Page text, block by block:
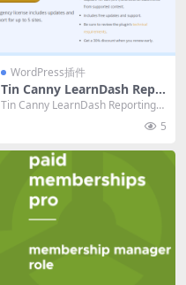
WordPress插件
Tin Canny LearnDash Repo
rting v5.1.1 插件下载
Tin Canny LearnDash Reporting插
5